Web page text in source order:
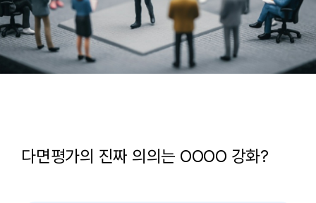
다면평가의 진짜 의의는 OOOO 강화?